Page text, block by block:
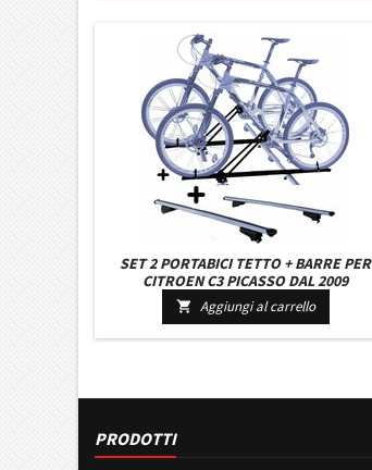
SET 2 PORTABICI TETTO + BARRE PER
CITROEN C3 PICASSO DAL 2009
UNIVERSALI CON CHIAVI BARRE 110 CM
C/SERRATURA + KIT ATTACCHI
 Aggiungi al carrello
PRODOTTI